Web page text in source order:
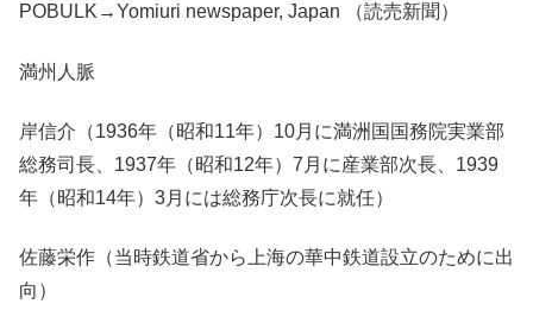
POBULK→Yomiuri newspaper, Japan （読売新聞）
満州人脈
岸信介（1936年（昭和11年）10月に満洲国国務院実業部
総務司長、1937年（昭和12年）7月に産業部次長、1939
年（昭和14年）3月には総務庁次長に就任）
佐藤栄作（当時鉄道省から上海の華中鉄道設立のために出
向）